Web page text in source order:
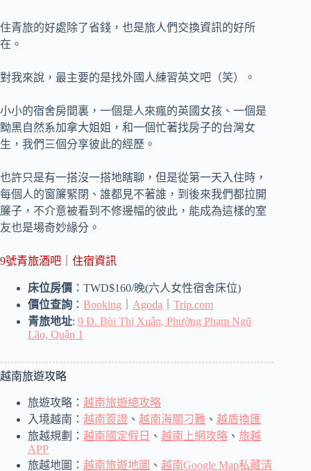
住青旅的好處除了省錢，也是旅人們交換資訊的好所
在。
對我來說，最主要的是找外國人練習英文吧（笑）。
小小的宿舍房間裏，一個是人來瘋的英國女孩、一個是
黝黑自然系加拿大姐姐，和一個忙著找房子的台灣女
生，我們三個分享彼此的經歷。
也許只是有一搭沒一搭地瞎聊，但是從第一天入住時，
每個人的窗簾緊閉、誰都見不著誰，到後來我們都拉開
簾子，不介意被看到不修邊幅的彼此，能成為這樣的室
友也是場奇妙緣分。
9號青旅酒吧｜住宿資訊
床位房價 ：TWD$160/晚(六人女性宿舍床位)
價位查詢 ： Booking Agoda
Trip.com
青旅地址: 9 Đ. Bùi Thị Xuân, Phường Phạm Ngũ
Lão, Quận 1
越南旅遊攻略
旅遊攻略： 越南旅遊總攻略
入境越南： 越南簽證 、 越南海關刁難 、 越盾換匯
旅越規劃： 越南國定假日 、 越南上網攻略 、 旅越
APP
旅越地圖： 越南旅遊地圖 、 越南Google Map私藏清